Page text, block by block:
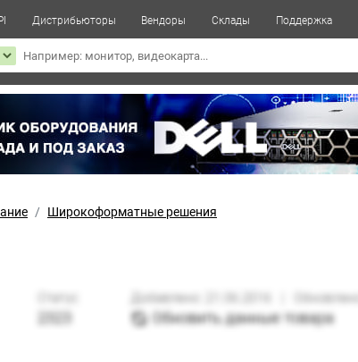
Дистрибьюторы Вендоры Склады Поддержка
Широкоформатные решения